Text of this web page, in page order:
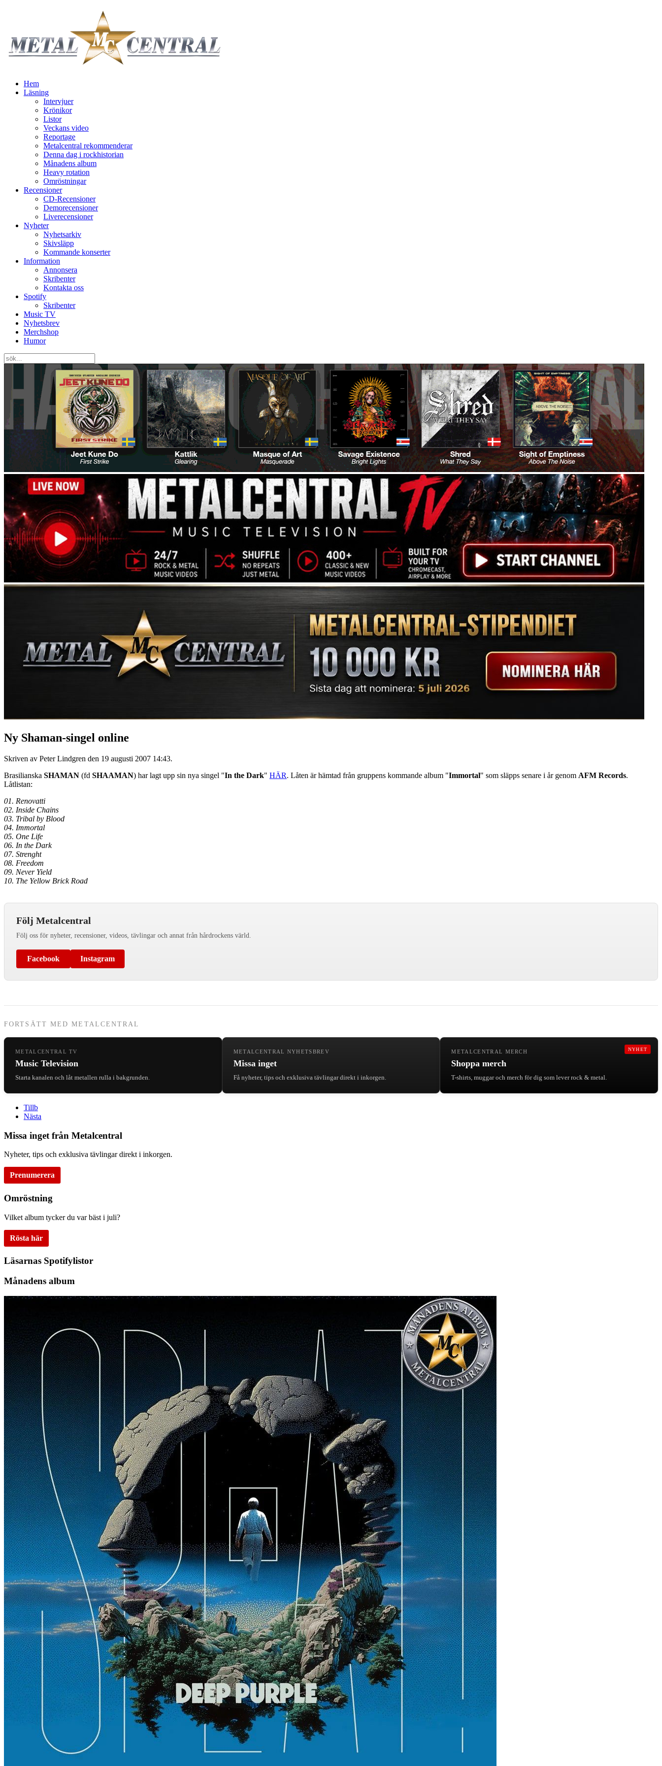
Hem
Läsning
Intervjuer
Krönikor
Listor
Veckans video
Reportage
Metalcentral rekommenderar
Denna dag i rockhistorian
Månadens album
Heavy rotation
Omröstningar
Recensioner
CD-Recensioner
Demorecensioner
Liverecensioner
Nyheter
Nyhetsarkiv
Skivsläpp
Kommande konserter
Information
Annonsera
Skribenter
Kontakta oss
Spotify
Skribenter
Music TV
Nyhetsbrev
Merchshop
Humor
Ny Shaman-singel online
Skriven av Peter Lindgren den 19 augusti 2007 14:43.
Brasilianska SHAMAN (fd SHAAMAN) har lagt upp sin nya singel "In the Dark" HÄR. Låten är hämtad från gruppens kommande album "Immortal" som släpps senare i år genom AFM Records.
Låtlistan:
01. Renovatti
02. Inside Chains
03. Tribal by Blood
04. Immortal
05. One Life
06. In the Dark
07. Strenght
08. Freedom
09. Never Yield
10. The Yellow Brick Road
Följ Metalcentral
Följ oss för nyheter, recensioner, videos, tävlingar och annat från hårdrockens värld.
Facebook Instagram
FORTSÄTT MED METALCENTRAL
METALCENTRAL TV
Music Television
Starta kanalen och låt metallen rulla i bakgrunden.
METALCENTRAL NYHETSBREV
Missa inget
Få nyheter, tips och exklusiva tävlingar direkt i inkorgen.
NYHET
METALCENTRAL MERCH
Shoppa merch
T-shirts, muggar och merch för dig som lever rock & metal.
Tillb
Nästa
Missa inget från Metalcentral
Nyheter, tips och exklusiva tävlingar direkt i inkorgen.
Prenumerera
Omröstning
Vilket album tycker du var bäst i juli?
Rösta här
Läsarnas Spotifylistor
Månadens album